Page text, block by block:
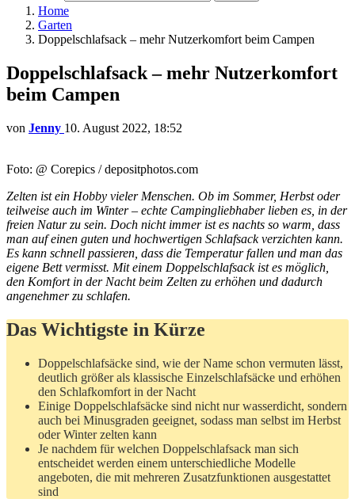
Home
Garten
Doppelschlafsack – mehr Nutzerkomfort beim Campen
Doppelschlafsack – mehr Nutzerkomfort
beim Campen
von Jenny 10. August 2022, 18:52
Foto: @ Corepics / depositphotos.com
Zelten ist ein Hobby vieler Menschen. Ob im Sommer, Herbst oder
teilweise auch im Winter – echte Campingliebhaber lieben es, in der
freien Natur zu sein. Doch nicht immer ist es nachts so warm, dass
man auf einen guten und hochwertigen Schlafsack verzichten kann.
Es kann schnell passieren, dass die Temperatur fallen und man das
eigene Bett vermisst. Mit einem Doppelschlafsack ist es möglich,
den Komfort in der Nacht beim Zelten zu erhöhen und dadurch
angenehmer zu schlafen.
Das Wichtigste in Kürze
Doppelschlafsäcke sind, wie der Name schon vermuten lässt,
deutlich größer als klassische Einzelschlafsäcke und erhöhen
den Schlafkomfort in der Nacht
Einige Doppelschlafsäcke sind nicht nur wasserdicht, sondern
auch bei Minusgraden geeignet, sodass man selbst im Herbst
oder Winter zelten kann
Je nachdem für welchen Doppelschlafsack man sich
entscheidet werden einem unterschiedliche Modelle
angeboten, die mit mehreren Zusatzfunktionen ausgestattet
sind